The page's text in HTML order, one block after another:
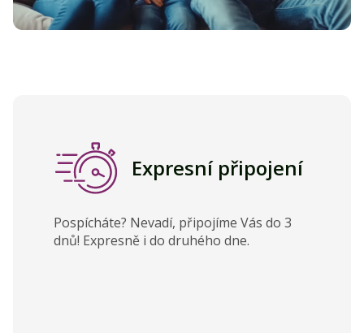
Expresní připojení
Pospícháte? Nevadí, připojíme Vás do 3
dnů! Expresně i do druhého dne.